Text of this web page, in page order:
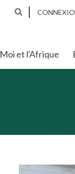
Moi et l'Afrique